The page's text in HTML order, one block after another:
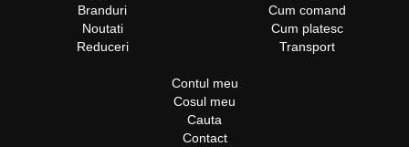
Branduri
Noutati
Reduceri
Cum comand
Cum platesc
Transport
Contul meu
Cosul meu
Cauta
Contact